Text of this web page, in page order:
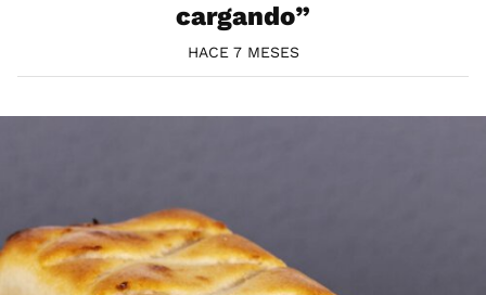
cargando”
HACE 7 MESES